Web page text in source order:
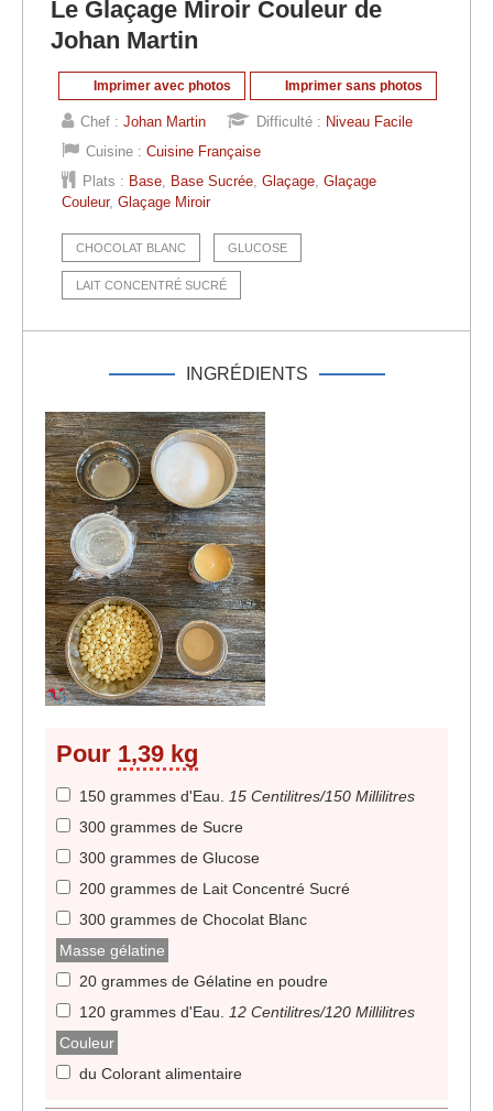
Le Glaçage Miroir Couleur de
Johan Martin
Imprimer avec photos Imprimer sans photos
Chef : Johan Martin Difficulté : Niveau Facile
Cuisine : Cuisine Française
Plats : Base, Base Sucrée, Glaçage, Glaçage
Couleur, Glaçage Miroir
CHOCOLAT BLANC GLUCOSE
LAIT CONCENTRÉ SUCRÉ
INGRÉDIENTS
Pour 1,39 kg
150 grammes d'Eau
15 Centilitres/150 Millilitres
300 grammes de Sucre
300 grammes de Glucose
200 grammes de Lait Concentré Sucré
300 grammes de Chocolat Blanc
Masse gélatine
20 grammes de Gélatine en poudre
120 grammes d'Eau
12 Centilitres/120 Millilitres
Couleur
du Colorant alimentaire